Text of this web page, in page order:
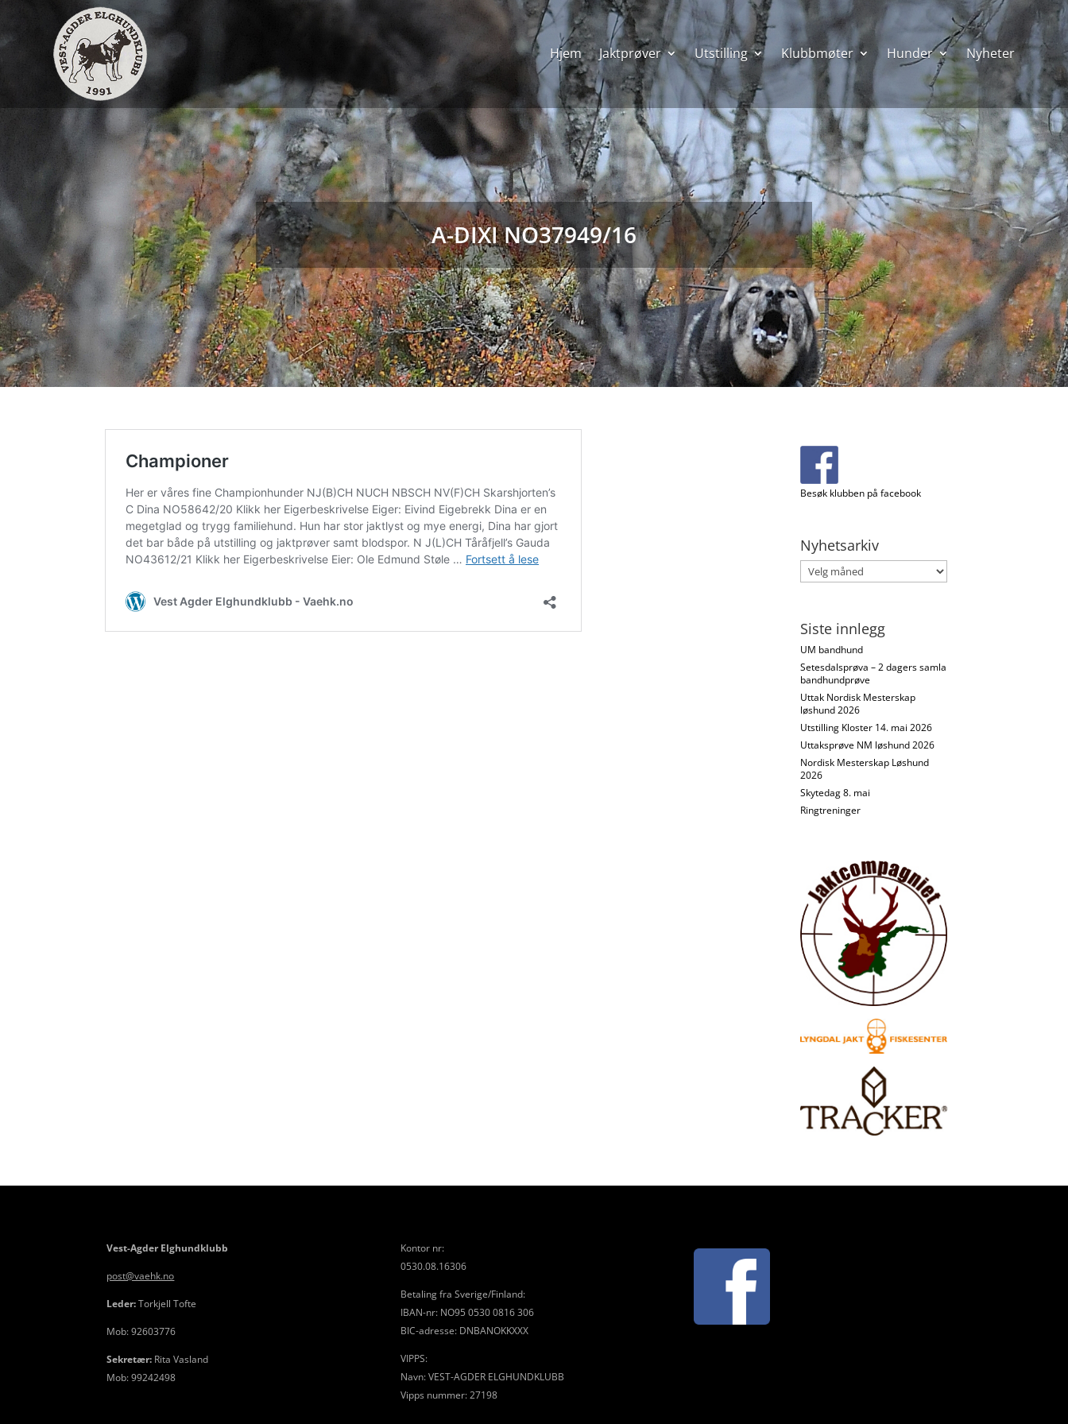
Hjem Jaktprøver Utstilling Klubbmøter Hunder Nyheter
A-DIXI NO37949/16
Besøk klubben på facebook
Nyhetsarkiv
Nyhetsarkiv
Siste innlegg
UM bandhund
Setesdalsprøva – 2 dagers samla
bandhundprøve
Uttak Nordisk Mesterskap
løshund 2026
Utstilling Kloster 14. mai 2026
Uttaksprøve NM løshund 2026
Nordisk Mesterskap Løshund
2026
Skytedag 8. mai
Ringtreninger
Vest-Agder Elghundklubb
post@vaehk.no
Leder:Torkjell Tofte
Mob: 92603776
Sekretær: Rita Vasland
Mob: 99242498
Kontor nr:
0530.08.16306
Betaling fra Sverige/Finland:
IBAN-nr: NO95 0530 0816 306
BIC-adresse: DNBANOKKXXX
VIPPS:
Navn: VEST-AGDER ELGHUNDKLUBB
Vipps nummer: 27198